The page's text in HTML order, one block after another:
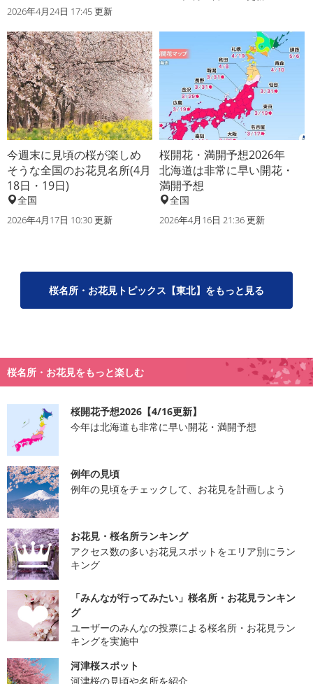
2026年4月24日 17:45 更新
今週末に見頃の桜が楽しめ
そうな全国のお花見名所(4月
18日・19日)
全国
2026年4月17日 10:30 更新
桜開花・満開予想2026年
北海道は非常に早い開花・
満開予想
全国
2026年4月16日 21:36 更新
桜名所・お花見トピックス【東北】をもっと見る
桜名所・お花見をもっと楽しむ
桜開花予想2026【4/16更新】
今年は北海道も非常に早い開花・満開予想
例年の見頃
例年の見頃をチェックして、お花見を計画しよう
お花見・桜名所ランキング
アクセス数の多いお花見スポットをエリア別にラン
キング
「みんなが行ってみたい」桜名所・お花見ランキン
グ
ユーザーのみんなの投票による桜名所・お花見ラン
キングを実施中
河津桜スポット
河津桜の見頃や名所を紹介